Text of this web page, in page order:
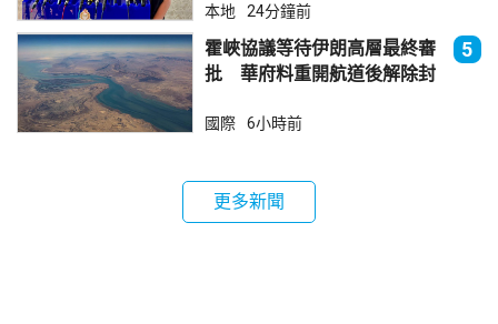
本地 24分鐘前
霍峽協議等待伊朗高層最終審
批 華府料重開航道後解除封
5
國際 6小時前
更多新聞